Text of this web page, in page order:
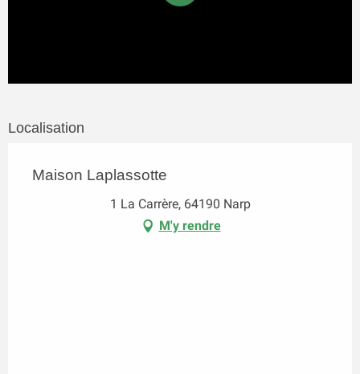
Localisation
Maison Laplassotte
1 La Carrère, 64190 Narp
M'y rendre